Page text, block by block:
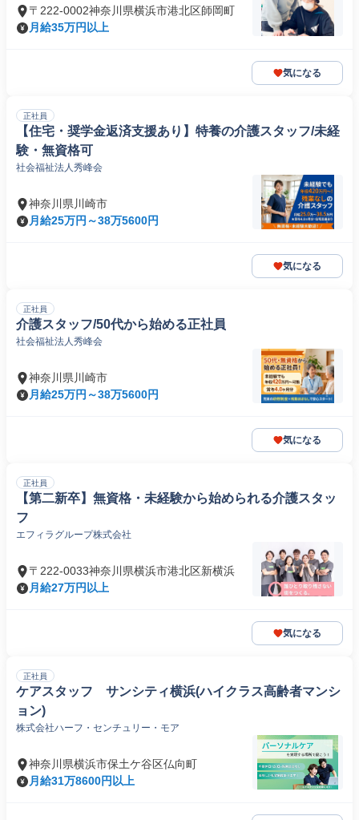
〒222-0002神奈川県横浜市港北区師岡町
月給35万円以上
気になる
正社員
【住宅・奨学金返済支援あり】特養の介護スタッフ/未経
験・無資格可
社会福祉法人秀峰会
神奈川県川崎市
月給25万円～38万5600円
気になる
正社員
介護スタッフ/50代から始める正社員
社会福祉法人秀峰会
神奈川県川崎市
月給25万円～38万5600円
気になる
正社員
【第二新卒】無資格・未経験から始められる介護スタッ
フ
エフィラグループ株式会社
〒222-0033神奈川県横浜市港北区新横浜
月給27万円以上
気になる
正社員
ケアスタッフ サンシティ横浜(ハイクラス高齢者マンシ
ョン)
株式会社ハーフ・センチュリー・モア
神奈川県横浜市保土ケ谷区仏向町
月給31万8600円以上